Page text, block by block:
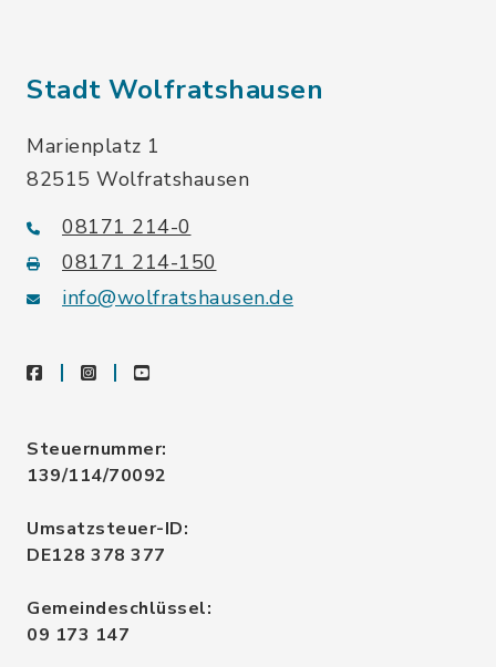
Stadt Wolfratshausen
Marienplatz 1
82515 Wolfratshausen
08171 214-0
08171 214-150
info@wolfratshausen.de
facebookinstagramyoutube
Steuernummer:
139/114/70092
Umsatzsteuer-ID:
DE128 378 377
Gemeindeschlüssel:
09 173 147